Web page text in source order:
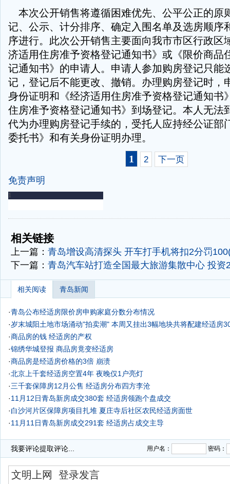
本次公开销售将遵循困难优先、公平公正的原
记、公示、计分排序、确定入围名单及选房顺序
序进行。此次公开销售主要面向我市市区行政区
济适用住房准予资格登记通知书》或《限价商品
记通知书》的申请人。申请人参加购房登记只能
记，登记后不能更改、撤销。办理购房登记时，
身份证明和《经济适用住房准予资格登记通知书
住房准予资格登记通知书》到场登记。本人无法
代为办理购房登记手续的，受托人应持经公证部
委托书》和有关身份证明办理。
1
2 下一页
免责声明
-
相关链接
上一篇： 青岛增设高清探头 开车打手机将扣2分罚
下一篇： 青岛汽车站打造全国最大旅游集散中心 投资
相关阅读 青岛新闻
·青岛公布经适房限价房申购家庭分数分布情况
·岁末城阳土地市场涌动"拍卖潮" 本周又挂出3幅地块共将配建经适房
·商品房的钱 经适房的产权
·锦绣华城登报 商品房竟变经适房
·商品房是经适房价格的3倍 崩溃
·北京上千套经适房空置4年 夜晚仅1户亮灯
·三千套保障房12月公售 经适房分布四方李沧
·11月12日青岛新房成交380套 经适房领跑个盘成交
·白沙河片区保障房项目扎堆 夏庄寺后社区农民经适房面世
·11月11日青岛新房成交291套 经适房占成交主导
我要评论提取评论... 用户名： 密码：